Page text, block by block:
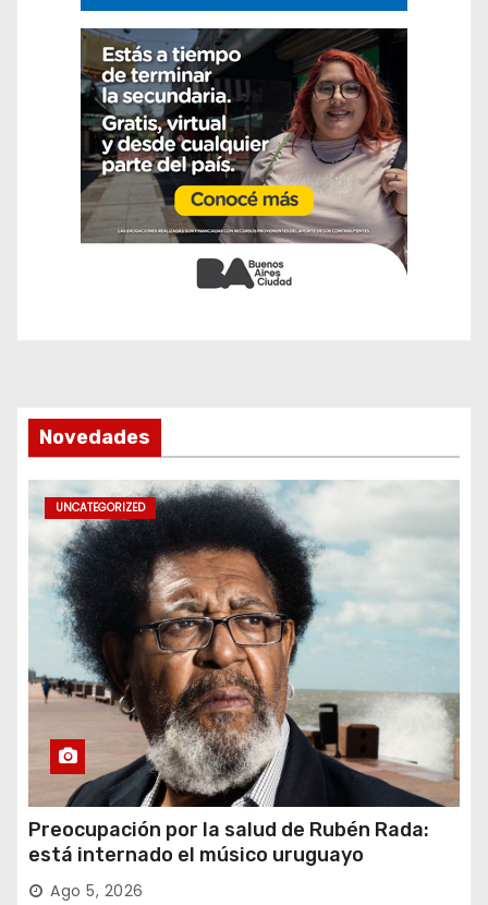
Novedades
UNCATEGORIZED
Preocupación por la salud de Rubén Rada:
está internado el músico uruguayo
Ago 5, 2026